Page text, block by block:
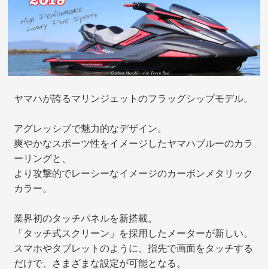
ヤマハが誇るマリンジェットのフラッグシップモデル。
アグレッシブで魅力的なデザイン。
爽やかなスポーツ性をイメージしたヤマハブルーのカラ
ーリングと、
より攻撃的でレーシーなイメージのカーボンメタリック
カラー。
業界初のタッチパネルを新搭載。
「タッチ式スクリーン」を採用したメーターが新しい。
スマホやタブレットのように、指先で画面をタッチする
だけで、さまざまな設定が可能となる。